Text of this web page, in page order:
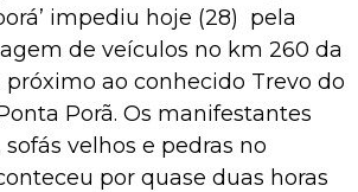
impediu hoje (28) pela
de veículos no km 260 da
próximo ao conhecido Trevo do
Porã. Os manifestantes
velhos e pedras no
por quase duas horas